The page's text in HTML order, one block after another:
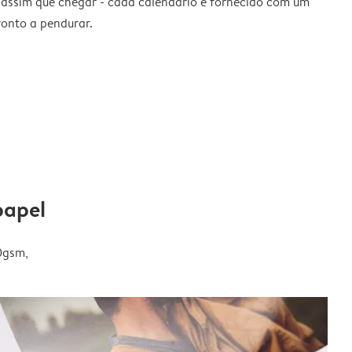
a pendurar.